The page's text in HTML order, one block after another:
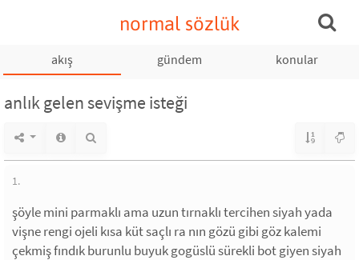
normal sözlük
akış gündem konular
anlık gelen sevişme isteği
1.
şöyle mini parmaklı ama uzun tırnaklı tercihen siyah yada
vişne rengi ojeli kısa küt saçlı ra nın gözü gibi göz kalemi
çekmiş fındık burunlu buyuk gogüslü sürekli bot giyen siyah